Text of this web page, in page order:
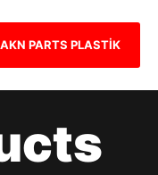
AKN PARTS PLASTİK